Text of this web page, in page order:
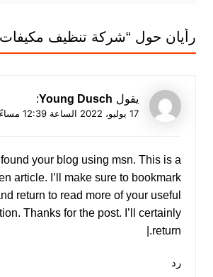
رأيان حول “شركة تنظيف مكيفات
يقول Young Dusch
:
17 يوليو، 2022 الساعة 12:39 مساءً
your blog using msn. This is a
article. I’ll make sure to bookmark
return to read more of your useful
Thanks for the post. I’ll certainly
return.|
رد